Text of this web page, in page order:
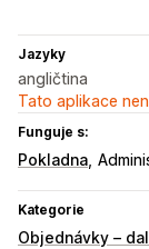
Jazyky
angličtina
Tato aplikace
Funguje s:
Pokladna
Kategorie
Objednávky –